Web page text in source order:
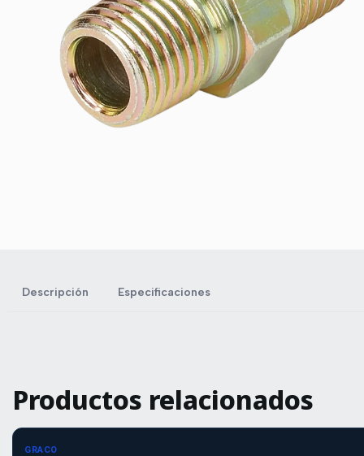
Descripción Especificaciones
Productos relacionados
GRACO